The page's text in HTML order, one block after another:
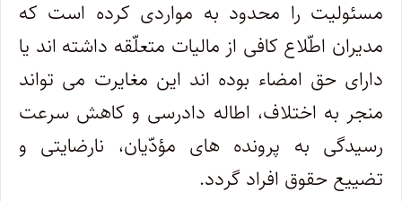
مسئولیت را محدود به مواردی کرده است که
مدیران اطّلاع کافی از مالیات متعلّقه داشته اند یا
دارای حق امضاء بوده اند این مغایرت می تواند
منجر به اختلاف، اطاله دادرسی و کاهش سرعت
رسیدگی به پرونده های مؤدّیان، نارضایتی و
تضییع حقوق افراد گردد.